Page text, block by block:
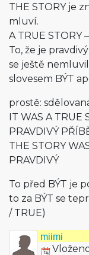
THE STORY je
mluví.
A TRUE
To, že je
se ještě
slovesem BÝT
prostě:
IT WAS A TRUE
PRAVDIVÝ
THE STORY
PRAVDIVÝ
To před BÝT je
to za BÝT se
/ TRUE)
miimi